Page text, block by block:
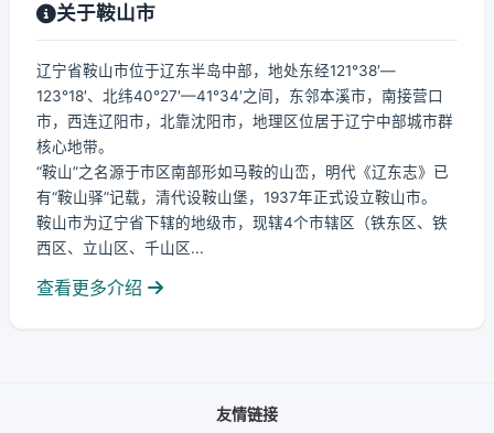
关于鞍山市
辽宁省鞍山市位于辽东半岛中部，地处东经121°38′—
123°18′、北纬40°27′—41°34′之间，东邻本溪市，南接营口
市，西连辽阳市，北靠沈阳市，地理区位居于辽宁中部城市群
核心地带。
“鞍山”之名源于市区南部形如马鞍的山峦，明代《辽东志》已
有“鞍山驿”记载，清代设鞍山堡，1937年正式设立鞍山市。
鞍山市为辽宁省下辖的地级市，现辖4个市辖区（铁东区、铁
西区、立山区、千山区...
查看更多介绍
友情链接